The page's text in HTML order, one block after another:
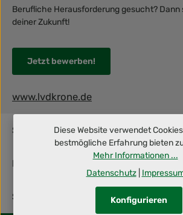
Berufliche Herausforderung gesucht? Dann
deiner Zukunft!
Jetzt bewerben!
www.lvdkrone.de
Service-Hotline
Informationen
Shop Service
Diese Website verwendet
bestmögliche Erfahrung bieten
Mehr Informationen ...
Datenschutz|
Konfigurieren